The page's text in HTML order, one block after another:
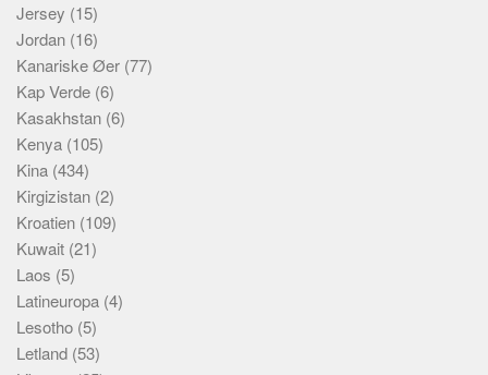
Jersey (15)
Jordan (16)
Kanariske Øer (77)
Kap Verde (6)
Kasakhstan (6)
Kenya (105)
Kina (434)
Kirgizistan (2)
Kroatien (109)
Kuwait (21)
Laos (5)
Latineuropa (4)
Lesotho (5)
Letland (53)